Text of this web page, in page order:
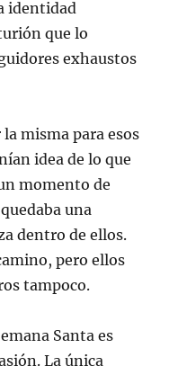
identidad
que lo
exhaustos
misma para esos
idea de lo que
momento de
una
dentro de ellos.
pero ellos
tampoco.
Santa es
La única